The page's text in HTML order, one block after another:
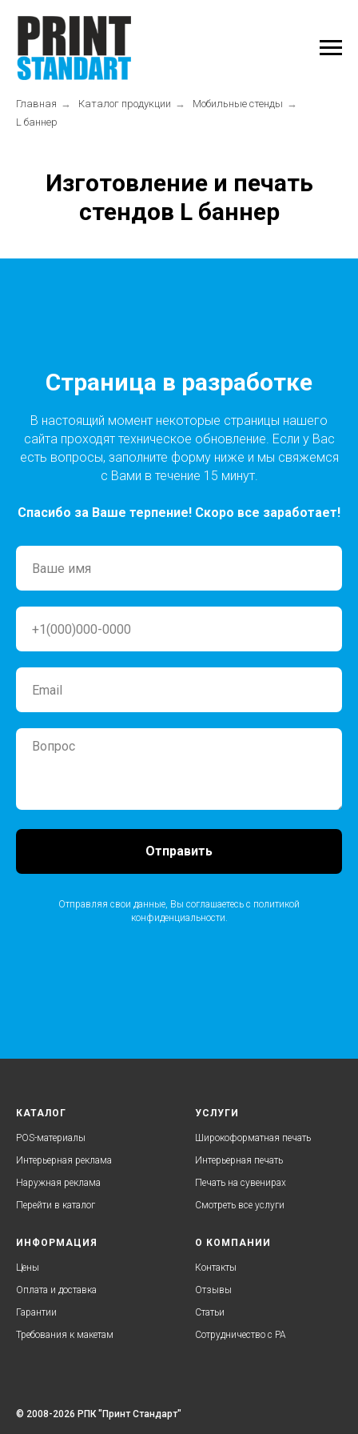
Главная → Каталог продукции → Мобильные стенды →
L баннер
Изготовление и печать
стендов L баннер
Страница в разработке
В настоящий момент некоторые страницы нашего
сайта проходят техническое обновление. Если у Вас
есть вопросы, заполните форму ниже и мы свяжемся
с Вами в течение 15 минут.
Спасибо за Ваше терпение! Скоро все заработает!
Отправить
Отправляя свои данные, Вы соглашаетесь с политикой
конфиденциальности
КАТАЛОГ
POS-материалы
Интерьерная реклама
Наружная реклама
Перейти в каталог
УСЛУГИ
Широкоформатная печать
Интерьерная печать
Печать на сувенирах
Смотреть все услуги
ИНФОРМАЦИЯ
Цены
Оплата и доставка
Гарантии
Требования к макетам
О КОМПАНИИ
Контакты
Отзывы
Статьи
Cотрудничество с РА
© 2008-2026 РПК "Принт Стандарт"